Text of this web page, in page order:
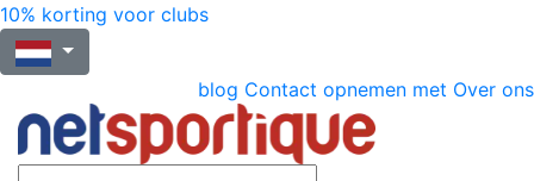
10% korting voor clubs
blog Contact opnemen met Over ons